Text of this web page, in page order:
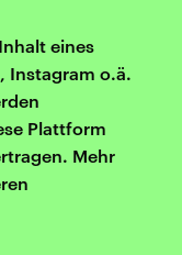
eines
Instagram o.ä.
Plattform
Mehr